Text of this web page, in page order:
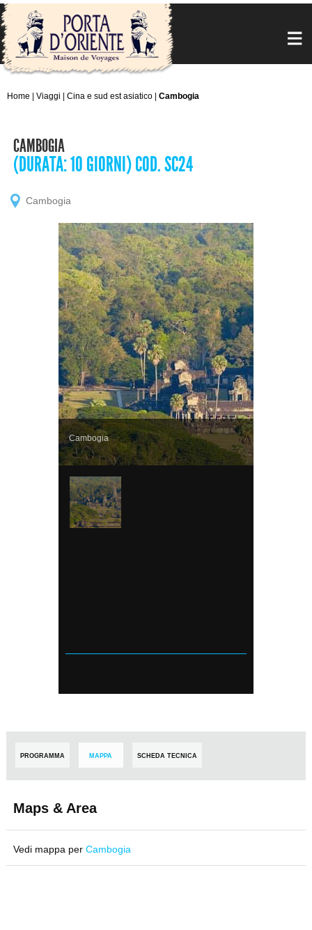
Home Viaggi Cina e sud est asiatico Cambogia
CAMBOGIA
(DURATA: 10 GIORNI) COD. SC24
Cambogia
Cambogia
PROGRAMMA MAPPA SCHEDA TECNICA
Maps & Area
Vedi mappa per Cambogia